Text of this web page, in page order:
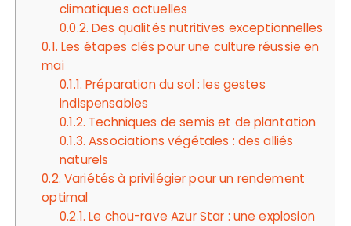
climatiques actuelles
0.0.2. Des qualités nutritives exceptionnelles
0.1. Les étapes clés pour une culture réussie en
mai
0.1.1. Préparation du sol : les gestes
indispensables
0.1.2. Techniques de semis et de plantation
0.1.3. Associations végétales : des alliés
naturels
0.2. Variétés à privilégier pour un rendement
optimal
0.2.1. Le chou-rave Azur Star : une explosion